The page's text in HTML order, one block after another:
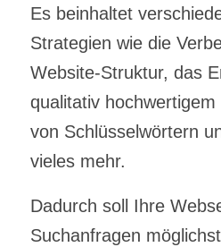
Es beinhaltet
Strategien wie die
Website-Struktur, das
qualitativ
von Schlüsselwörtern
vieles mehr.
Dadurch soll Ihre
Suchanfragen